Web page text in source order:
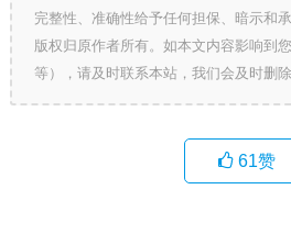
完整性、准确性给予任何担保、暗示和
版权归原作者所有。如本文内容影响到
等），请及时联系本站，我们会及时删除
61赞